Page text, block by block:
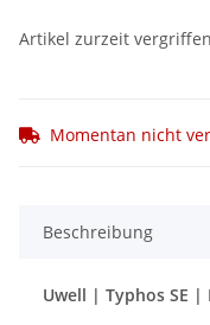
Artikel zurzeit vergriffen
Momentan nicht
Beschreibung
Uwell | Typhos SE |